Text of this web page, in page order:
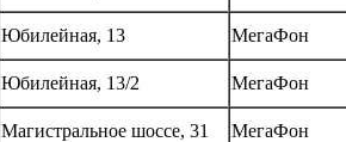
Юбилейная, 13 МегаФон
Юбилейная, 13/2 МегаФон
Магистральное шоссе, 31 МегаФон